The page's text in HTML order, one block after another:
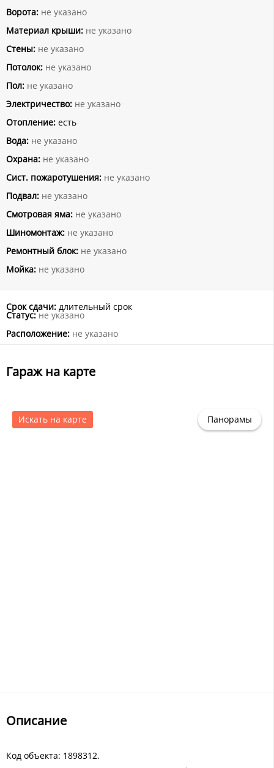
Ворота: не указано
Материал крыши: не указано
Стены: не указано
Потолок: не указано
Пол: не указано
Электричество: не указано
Отопление: есть
Вода: не указано
Охрана: не указано
Сист. пожаротушения: не указано
Подвал: не указано
Смотровая яма: не указано
Шиномонтаж: не указано
Ремонтный блок: не указано
Мойка: не указано
Срок сдачи: длительный срок
Статус: не указано
Расположение: не указано
Описание
Код объекта: 1898312.
Гараж на карте
Искать на карте Панорамы